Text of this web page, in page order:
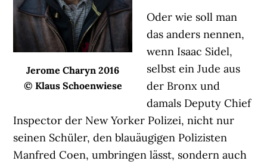
Jerome Charyn 2016
© Klaus Schoenwiese
Oder wie soll man
das anders nennen,
wenn Isaac Sidel,
selbst ein Jude aus
der Bronx und
damals Deputy Chief
Inspector der New Yorker Polizei, nicht nur
seinen Schüler, den blauäugigen Polizisten
Manfred Coen, umbringen lässt, sondern auch